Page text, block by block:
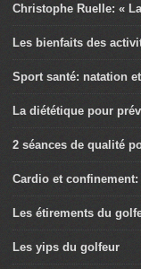
Christophe Ruelle: «
Les bienfaits des
Sport santé: natation
La diététique pour
2 séances de qualité
Cardio et
Les étirements du
Les yips du golfeur